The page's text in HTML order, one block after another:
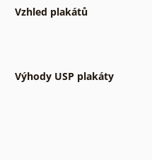
Vzhled plakátů
Výhody USP plakáty